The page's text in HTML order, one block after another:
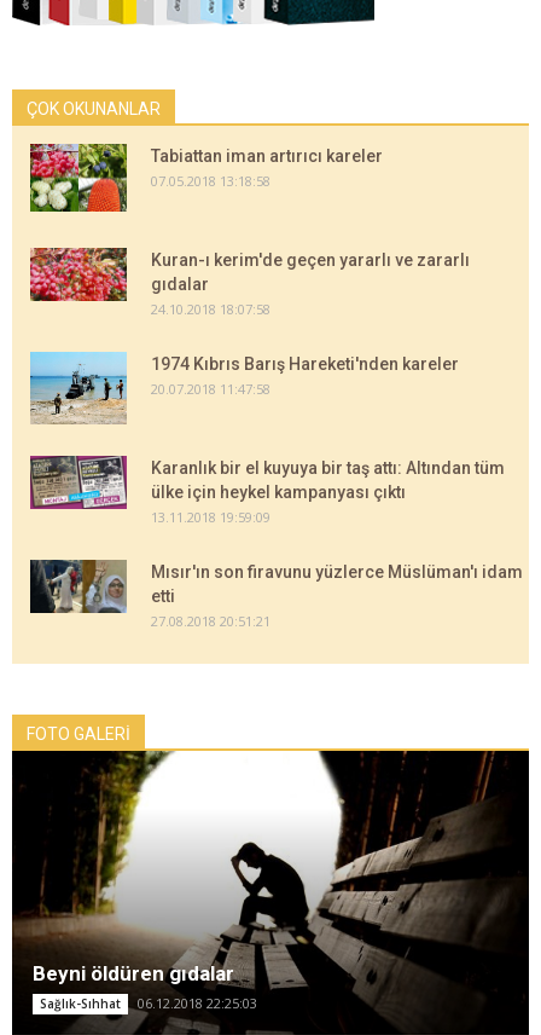
ÇOK OKUNANLAR
Tabiattan iman artırıcı kareler
07.05.2018 13:18:58
Kuran-ı kerim'de geçen yararlı ve zararlı
gıdalar
24.10.2018 18:07:58
1974 Kıbrıs Barış Hareketi'nden kareler
20.07.2018 11:47:58
Karanlık bir el kuyuya bir taş attı: Altından tüm
ülke için heykel kampanyası çıktı
13.11.2018 19:59:09
Mısır'ın son firavunu yüzlerce Müslüman'ı idam
etti
27.08.2018 20:51:21
FOTO GALERİ
Beyni öldüren gıdalar
Sağlık-Sıhhat 06.12.2018 22:25:03